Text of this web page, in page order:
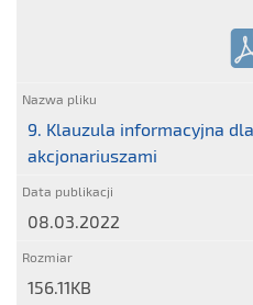
temat
stanu
stosowania
przez
spółkę
zasad
zawartych
w
9. Klauzula informacyjna
akcjonariuszami
08.03.2022
156.11KB